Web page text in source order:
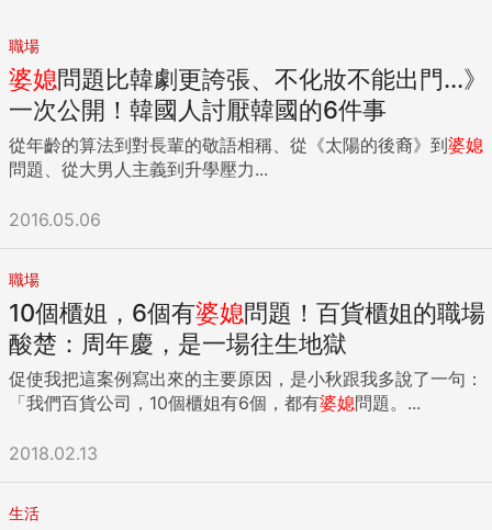
職場
婆媳問題比韓劇更誇張、不化妝不能出門...》
一次公開！韓國人討厭韓國的6件事
從年齡的算法到對長輩的敬語相稱、從《太陽的後裔》到婆媳
問題、從大男人主義到升學壓力...
2016.05.06
職場
10個櫃姐，6個有婆媳問題！百貨櫃姐的職場
酸楚：周年慶，是一場往生地獄
促使我把這案例寫出來的主要原因，是小秋跟我多說了一句：
「我們百貨公司，10個櫃姐有6個，都有婆媳問題。...
2018.02.13
生活